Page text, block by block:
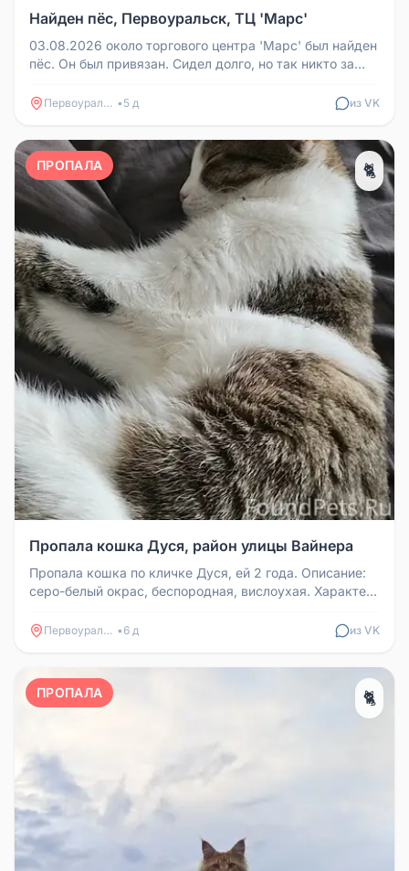
Найден пёс, Первоуральск, ТЦ 'Марс'
03.08.2026 около торгового центра 'Марс' был найден
пёс. Он был привязан. Сидел долго, но так никто за
Первоуральск • 5 д из VK
ПРОПАЛА 🐈
Пропала кошка Дуся, район улицы Вайнера
Пропала кошка по кличке Дуся, ей 2 года. Описание:
серо-белый окрас, беспородная, вислоухая. Характер:
Первоуральск •6 д из VK
ПРОПАЛА 🐈